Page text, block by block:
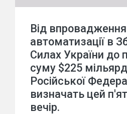
Від впровадження
автоматизації в
Силах України до
суму $225
Російської
визначать цей
вечір.